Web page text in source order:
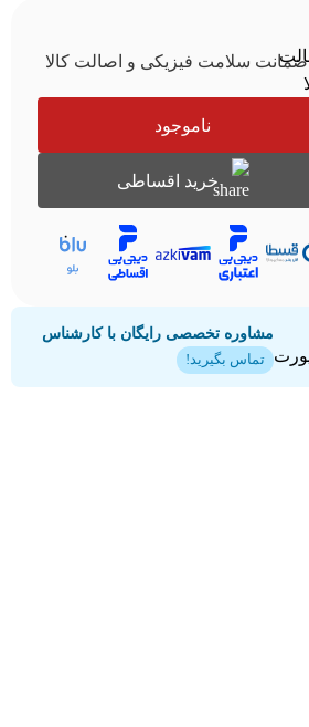
ضمانت سلامت فیزیکی و اصالت کالا
ناموجود
خرید اقساطی
مشاوره تخصصی رایگان با کارشناس
تماس بگیرید!